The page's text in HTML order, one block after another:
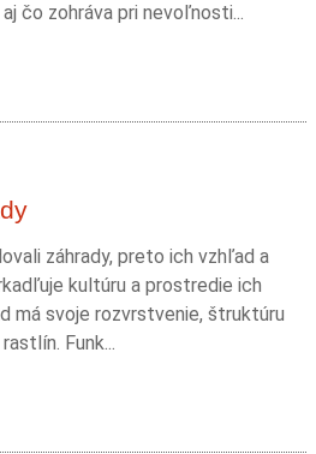
čo zohráva pri nevoľnosti...
záhrady, preto ich vzhľad a
kultúru a prostredie ich
má svoje rozvrstvenie, štruktúru
Funk...